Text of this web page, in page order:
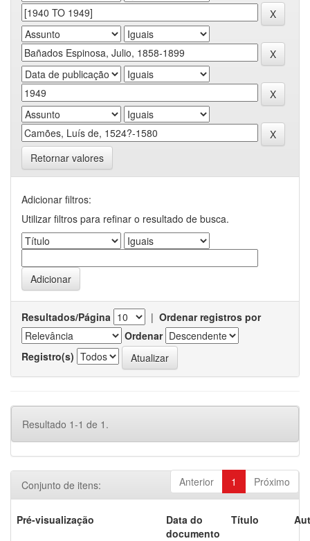
Retornar valores
Adicionar filtros:
Utilizar filtros para refinar o resultado de busca.
Resultados/Página | Ordenar registros por
Ordenar
Registro(s)
Resultado 1-1 de 1.
Anterior 1 Próximo
Conjunto de itens:
Pré-visualização
Data do
documento
Título